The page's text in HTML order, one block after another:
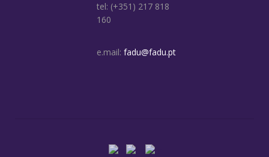
tel: (+351) 217 818
160
e.mail: fadu@fadu.pt